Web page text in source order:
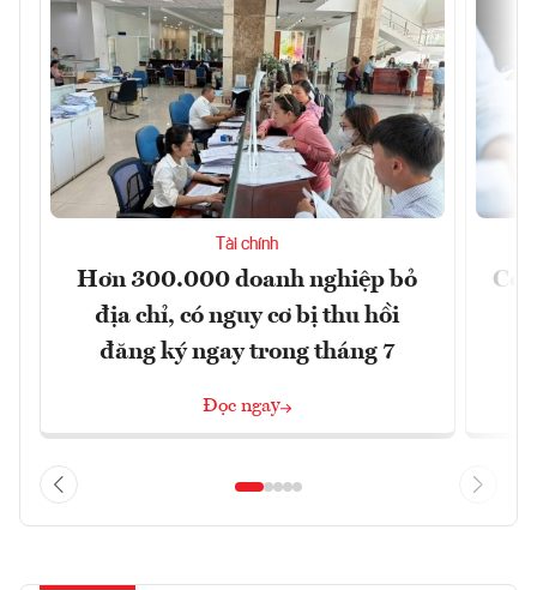
Tài chính
Hơn 300.000 doanh nghiệp bỏ
địa chỉ, có nguy cơ bị thu hồi
đăng ký ngay trong tháng 7
Đọc ngay
Cơ